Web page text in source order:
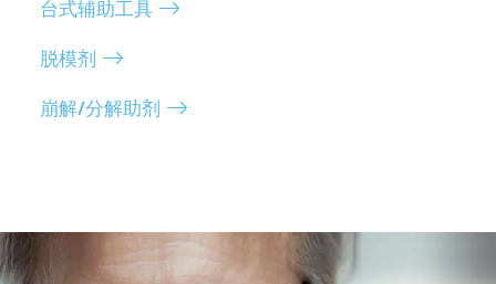
台式辅助工具
脱模剂
崩解/分解助剂